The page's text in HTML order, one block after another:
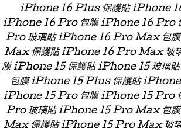
iPhone 16 Plus 保護貼 iPhone
iPhone 16 Pro 包膜 iPhone 16 Pro
Pro 玻璃貼 iPhone 16 Pro Max 包
Max 保護貼 iPhone 16 Pro Max 玻
膜 iPhone 15 保護貼 iPhone 15 玻璃
包膜 iPhone 15 Plus 保護貼
iPhone 15 Pro 包膜 iPhone 15 Pro
Pro 玻璃貼 iPhone 15 Pro Max 包
Max 保護貼 iPhone 15 Pro Max 玻